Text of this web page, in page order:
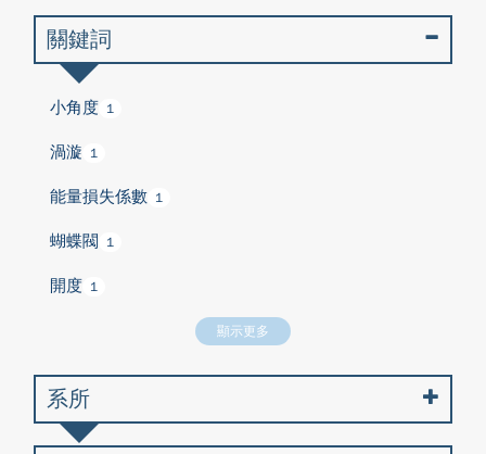
關鍵詞
小角度 1
渦漩 1
能量損失係數 1
蝴蝶閥 1
開度 1
顯示更多
系所